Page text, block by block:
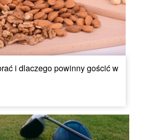
i dlaczego powinny gościć w